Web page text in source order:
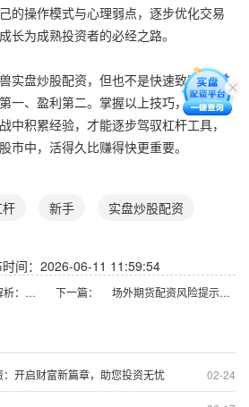
的操作模式与心理弱点，逐步优化交易
长为成熟投资者的必经之路。
实盘炒股配资，但也不是快速致富的捷
一、盈利第二。掌握以上技巧，从低倍
中积累经验，才能逐步驾驭杠杆工具，
市中，活得久比赚得快更重要。
新手 实盘炒股配资
时间：2026-06-11 11:59:54
炒股加杠杆方法解析：融资融券与配资操作指南 下一篇： 场外期货配资风险提示与合规操作指南
02-24
开启财富新篇章，助您投资无忧